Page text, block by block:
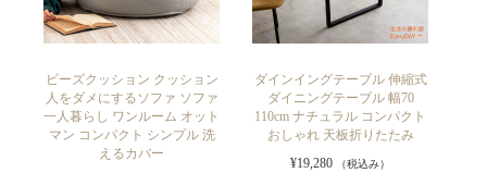
ビーズクッション クッション
人をダメにするソファ ソファ
一人暮らし ワンルーム オット
マン コンパクト シンプル 洗
えるカバー
ダインイングテーブル 伸縮式
ダイニングテーブル 幅70
110cm ナチュラル コンパクト
おしゃれ 天板折りたたみ
¥19,280 （税込み）